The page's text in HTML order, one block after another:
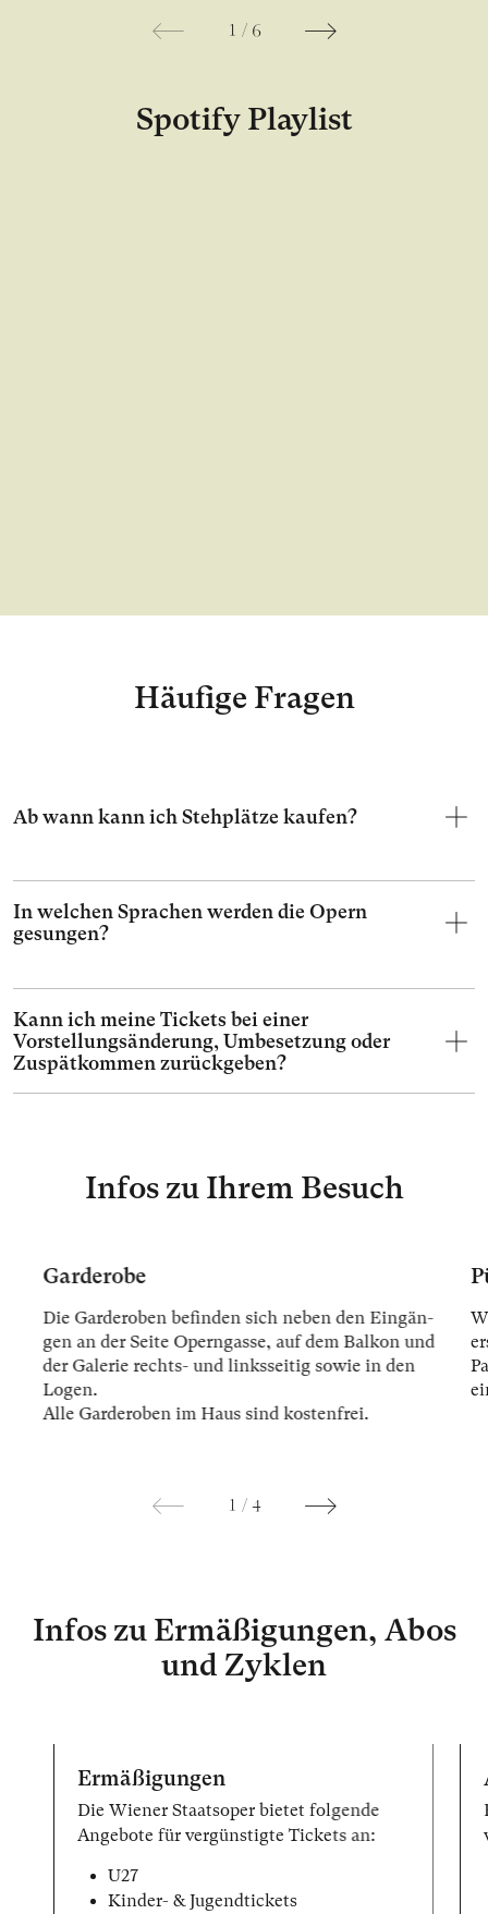
1 / 6
Spotify Playlist
Häufige Fragen
Ab wann kann ich Stehplätze kaufen?
In welchen Sprachen werden die Opern
gesungen?
Kann ich meine Tickets bei einer
Vorstellungsänderung, Umbesetzung oder
Zuspätkommen zurückgeben?
Infos zu Ihrem Besuch
Garderobe
Die Gar­der­oben be­fin­den sich ne­ben den Ein­gän­
gen an der Sei­te Opern­gas­se, auf dem Bal­kon und
der Ga­le­rie rechts- und links­sei­tig so­wie in den
Lo­gen.
Alle Gar­der­oben im Haus sind kos­ten­frei.
1 / 4
Infos zu Ermäßigungen, Abos
und Zyklen
Ermäßigungen
Die Wiener Staatsoper bietet folgende
Angebote für vergünstigte Tickets an:
U27
Kinder- & Jugendtickets